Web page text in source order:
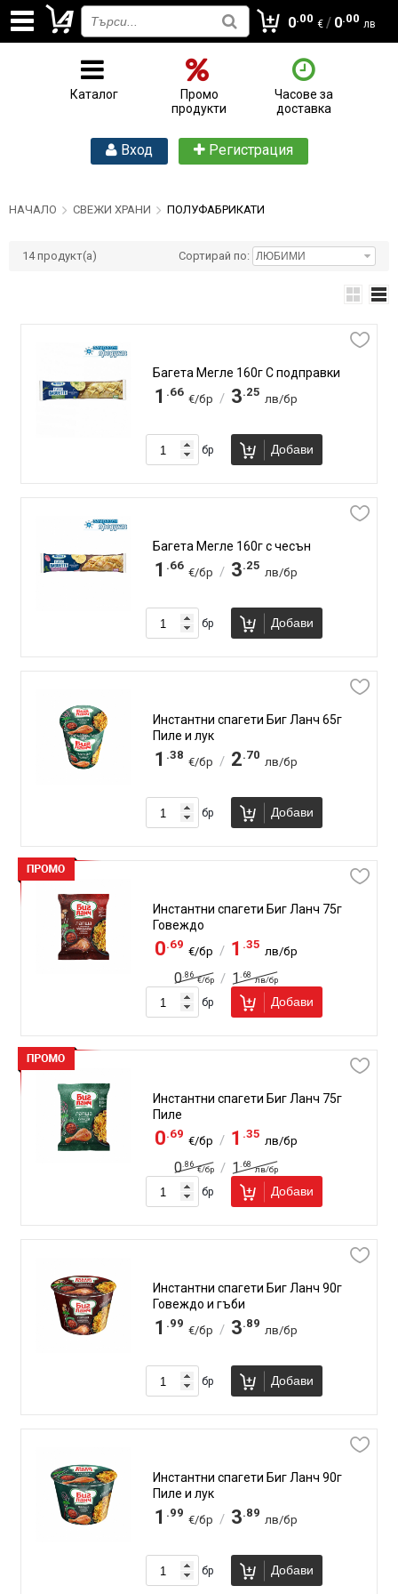
0.00 € / 0.00 лв
Каталог
Промо
продукти
Часове за
доставка
Вход Регистрация
НАЧАЛО СВЕЖИ ХРАНИ ПОЛУФАБРИКАТИ
14продукт(а) Сортирай по:
Багета Мегле 160г С подправки
1 .66
€/бр / 3.25
лв/бр
бр Добави
Багета Мегле 160г с чесън
1 .66
€/бр / 3.25
лв/бр
бр Добави
Инстантни спагети Биг Ланч 65г
Пиле и лук
1 .38
€/бр / 2.70
лв/бр
бр Добави
Инстантни спагети Биг Ланч 75г
Говеждо
0.69
€/бр / 1 .35
лв/бр
0 .86
€/бр / 1 .68
лв/бр
бр Добави
Инстантни спагети Биг Ланч 75г
Пиле
0.69
€/бр / 1 .35
лв/бр
0 .86
€/бр / 1 .68
лв/бр
бр Добави
Инстантни спагети Биг Ланч 90г
Говеждо и гъби
1 .99
€/бр / 3.89
лв/бр
бр Добави
Инстантни спагети Биг Ланч 90г
Пиле и лук
1 .99
€/бр / 3.89
лв/бр
бр Добави